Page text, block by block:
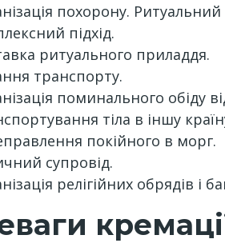
похорону.
підхід.
ритуального приладдя.
транспорту.
поминального обіду
тіла в іншу
покійного в морг.
супровід.
релігійних обрядів і